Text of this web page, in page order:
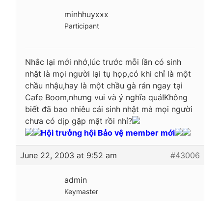
minhhuyxxx
Participant
Nhắc lại mới nhớ,lúc trước mỗi lần có sinh
nhật là mọi người lại tụ họp,có khi chỉ là một
chầu nhậu,hay là một chầu gà rán ngay tại
Cafe Boom,nhưng vui và ý nghĩa quá!Không
biết đã bao nhiêu cái sinh nhật mà mọi người
chưa có dịp gặp mặt rồi nhỉ?
Hội trưởng hội Bảo vệ member mới
June 22, 2003 at 9:52 am #43006
admin
Keymaster